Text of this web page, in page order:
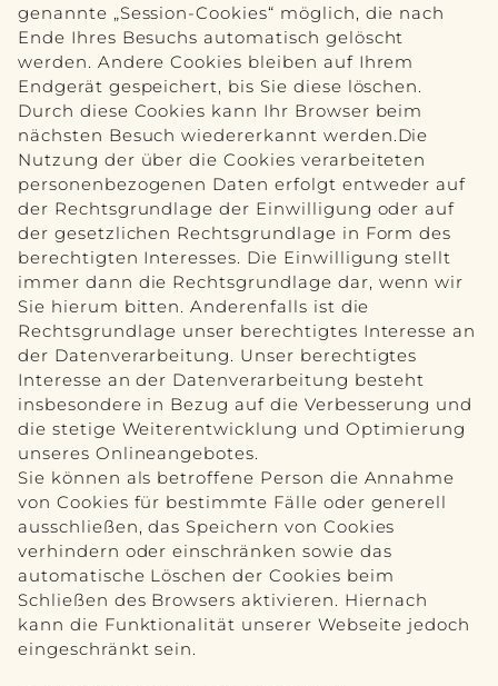
genannte „Session-Cookies“ möglich, die nach
Ende Ihres Besuchs automatisch gelöscht
werden. Andere Cookies bleiben auf Ihrem
Endgerät gespeichert, bis Sie diese löschen.
Durch diese Cookies kann Ihr Browser beim
nächsten Besuch wiedererkannt werden.Die
Nutzung der über die Cookies verarbeiteten
personenbezogenen Daten erfolgt entweder auf
der Rechtsgrundlage der Einwilligung oder auf
der gesetzlichen Rechtsgrundlage in Form des
berechtigten Interesses. Die Einwilligung stellt
immer dann die Rechtsgrundlage dar, wenn wir
Sie hierum bitten. Anderenfalls ist die
Rechtsgrundlage unser berechtigtes Interesse an
der Datenverarbeitung. Unser berechtigtes
Interesse an der Datenverarbeitung besteht
insbesondere in Bezug auf die Verbesserung und
die stetige Weiterentwicklung und Optimierung
unseres Onlineangebotes.
Sie können als betroffene Person die Annahme
von Cookies für bestimmte Fälle oder generell
ausschließen, das Speichern von Cookies
verhindern oder einschränken sowie das
automatische Löschen der Cookies beim
Schließen des Browsers aktivieren. Hiernach
kann die Funktionalität unserer Webseite jedoch
eingeschränkt sein.